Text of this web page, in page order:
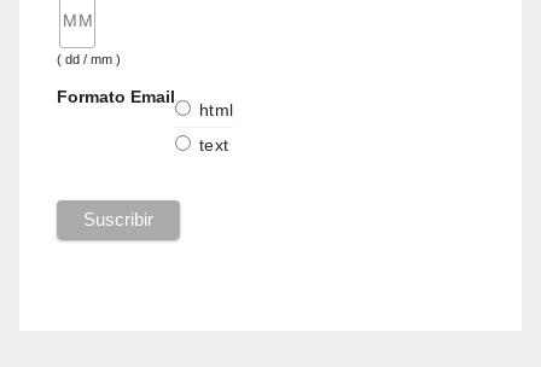
( dd / mm )
Formato Email
html
text